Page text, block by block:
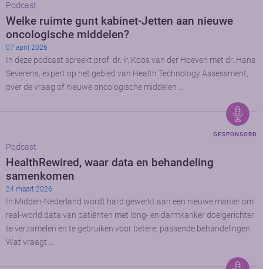
Podcast
Welke ruimte gunt kabinet-Jetten aan nieuwe
oncologische middelen?
07 april 2026
In deze podcast spreekt prof. dr. ir. Koos van der Hoeven met dr. Hans
Severens, expert op het gebied van Health Technology Assessment,
over de vraag of nieuwe oncologische middelen …
GESPONSORD
Podcast
HealthRewired, waar data en behandeling
samenkomen
24 maart 2026
In Midden-Nederland wordt hard gewerkt aan een nieuwe manier om
real-world data van patiënten met long- en darmkanker doelgerichter
te verzamelen en te gebruiken voor betere, passende behandelingen.
Wat vraagt …